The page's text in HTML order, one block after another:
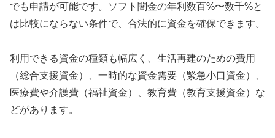
でも申請が可能です。ソフト闇金の年利数百%〜数千%と
は比較にならない条件で、合法的に資金を確保できます。
利用できる資金の種類も幅広く、生活再建のための費用
（総合支援資金）、一時的な資金需要（緊急小口資金）、
医療費や介護費（福祉資金）、教育費（教育支援資金）な
どがあります。